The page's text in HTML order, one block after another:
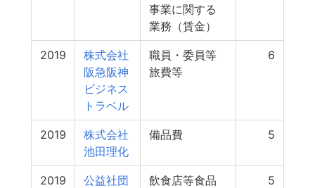
事業に関する
業務（賃金）
2019
株式会社
阪急阪神
ビジネス
トラベル
職員・委員等
旅費等
6
2019
株式会社
池田理化
備品費 5
2019
公益社団
飲食店等食品
5